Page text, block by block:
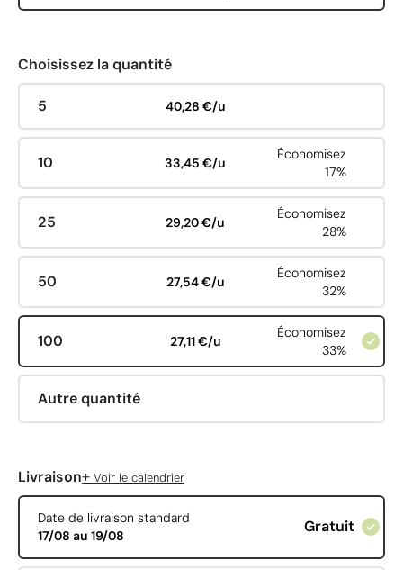
Choisissez la quantité
5 40,28 €/u
10 33,45 €/u
Économisez
17%
25 29,20 €/u
Économisez
28%
50 27,54 €/u
Économisez
32%
100 27,11 €/u
Économisez
33%
Autre quantité
Livraison+ Voir le calendrier
Date de livraison standard
17/08 au 19/08
Gratuit